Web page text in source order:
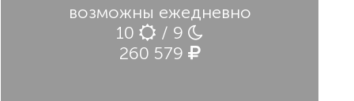
возможны ежедневно
10
/ 9
260 579